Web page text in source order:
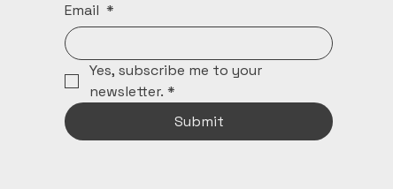
Email *
Yes, subscribe me to your
newsletter. *
Submit